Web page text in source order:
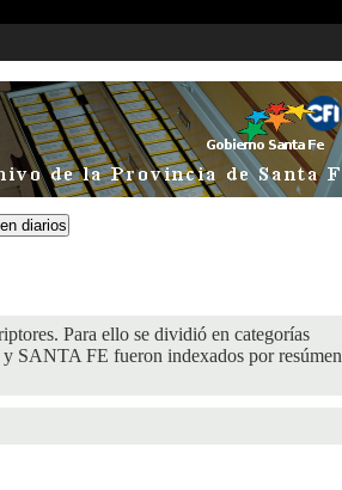
Para ello se dividió en categorías
SANTA FE fueron indexados por resúmen